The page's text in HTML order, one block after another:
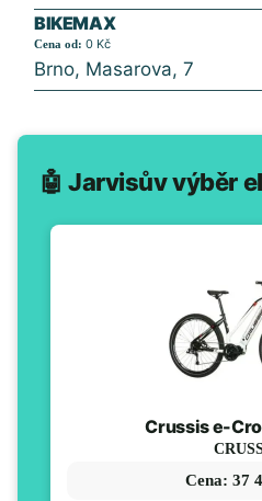
BIKEMAX
Cena od: 0 Kč
Brno, Masarova, 7
🤖 Jarvisův výběr
Crussis e-
Cena: 37